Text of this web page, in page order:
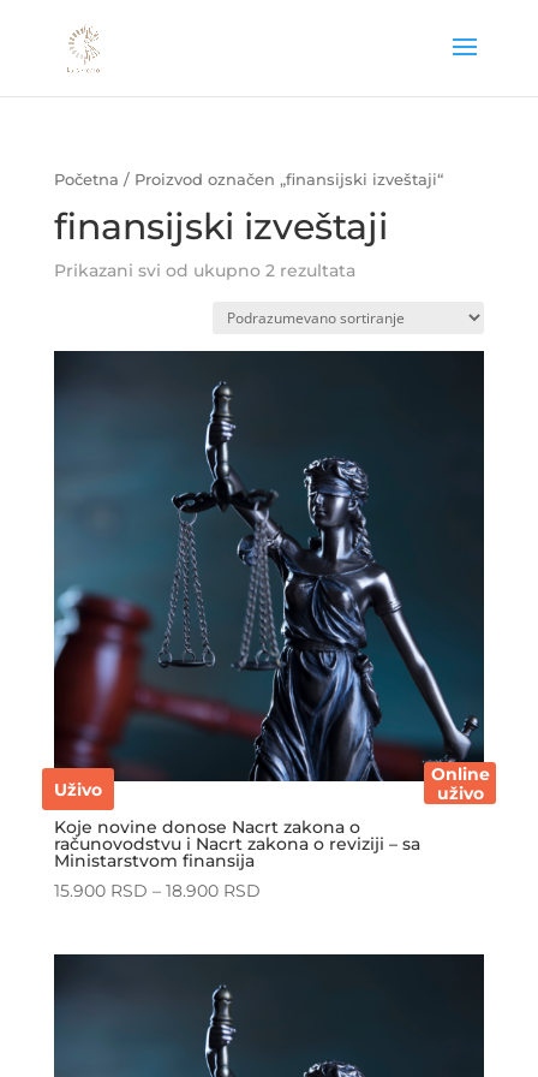
Početna / Proizvod označen „finansijski izveštaji“
finansijski izveštaji
Prikazani svi od ukupno 2 rezultata
Uživo
Online
uživo
Koje novine donose Nacrt zakona o
računovodstvu i Nacrt zakona o reviziji – sa
Ministarstvom finansija
15.900 RSD – 18.900 RSD